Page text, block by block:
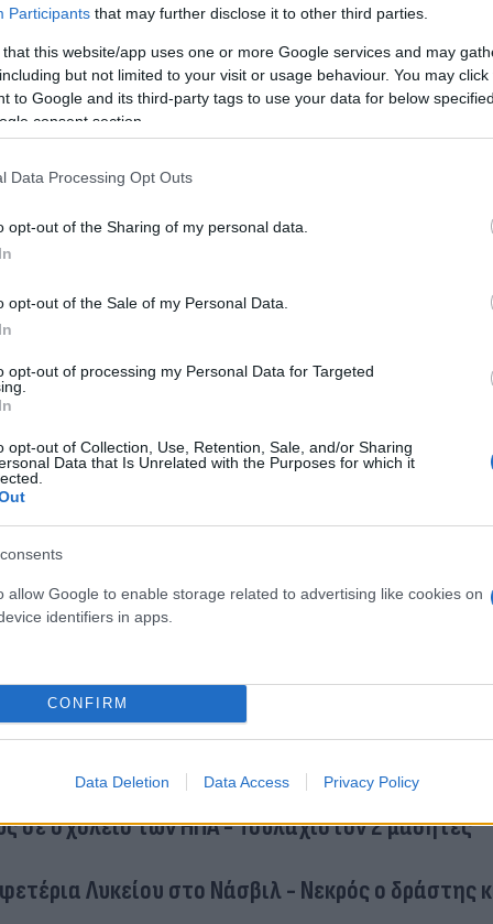
Participants that may further disclose it to other third parties.
that this website/app uses one or more Google services and may
but not limited to your visit or usage behaviour. You may
to Google and its third-party tags to use your data for below
consent section.
Data Processing Opt Outs
opt-out of the Sharing of my personal data.
opt-out of the Sale of my Personal Data.
opt-out of processing my Personal Data for Targeted
opt-out of Collection, Use, Retention, Sale, and/or Sharing
Data that Is Unrelated with the Purposes for which it
allow Google to enable storage related to advertising like cookies on
identifiers in apps.
CONFIRM
Data Deletion Data Access Privacy Policy
όπλο, ενώ παράλληλα εξετάζονται οι
disparado y se atrincheró con un arma en una
pic.twitter.com/SX9cPNPzob
Flash.gr
σε σχολείο των ΗΠΑ - Τουλάχιστον 2 μαθητές
Λυκείου στο Νάσβιλ - Νεκρός ο δράστης